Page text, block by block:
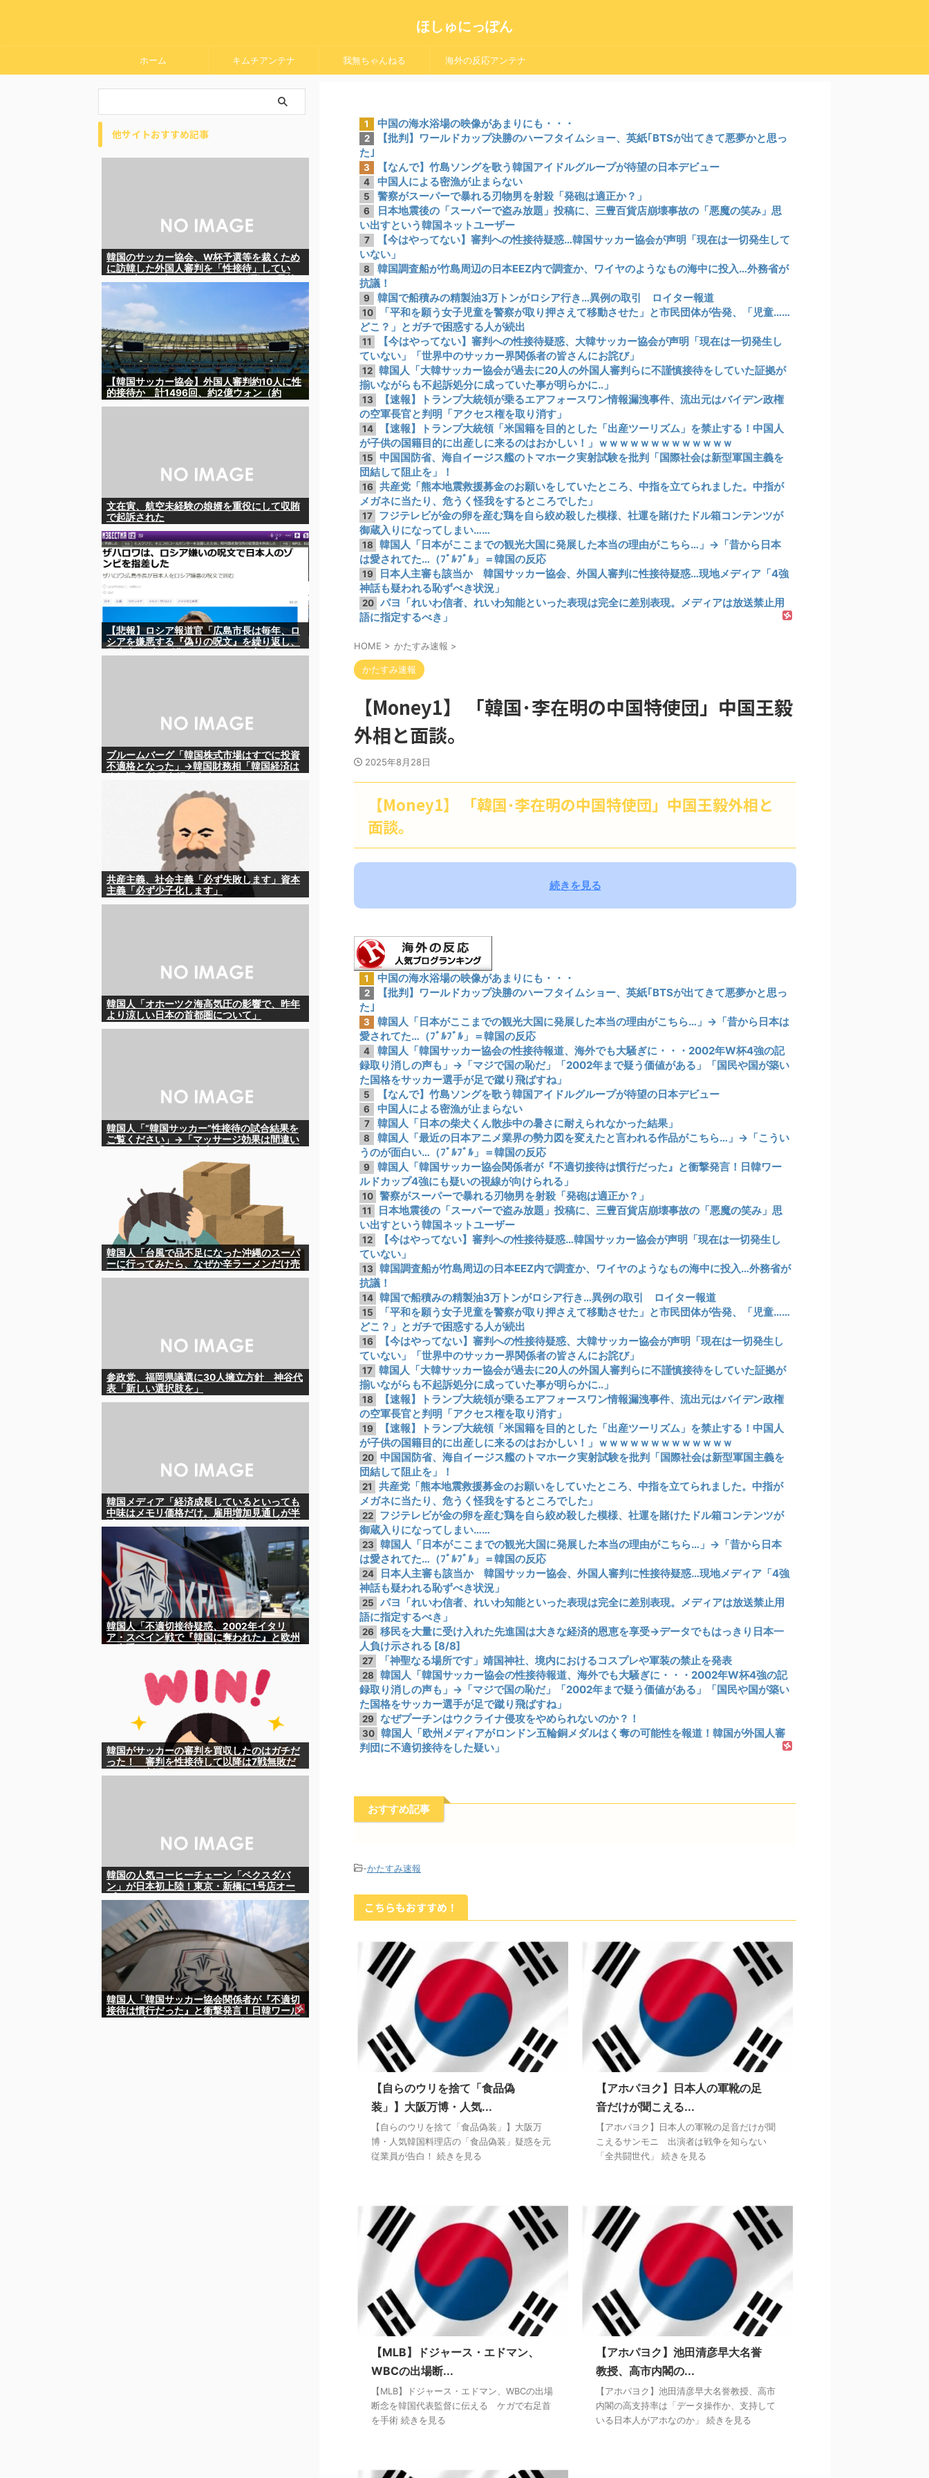
ほしゅにっぽん
ホーム キムチアンテナ 我無ちゃんねる 海外の反応アンテナ
1 中国の海水浴場の映像があまりにも・・・
2
【批判】ワールドカップ決勝のハーフタイムショー、英紙｢BTSが出てきて悪夢かと思っ
た｣
3 【なんで】竹島ソングを歌う韓国アイドルグループが待望の日本デビュー
4 中国人による密漁が止まらない
5 警察がスーパーで暴れる刃物男を射殺「発砲は適正か？」
6
日本地震後の「スーパーで盗み放題」投稿に、三豊百貨店崩壊事故の「悪魔の笑み」思
い出すという韓国ネットユーザー
7
【今はやってない】審判への性接待疑惑…韓国サッカー協会が声明「現在は一切発生して
いない」
8
韓国調査船が竹島周辺の日本EEZ内で調査か、ワイヤのようなもの海中に投入…外務省が
抗議！
9 韓国で船積みの精製油3万トンがロシア行き…異例の取引 ロイター報道
10
「平和を願う女子児童を警察が取り押さえて移動させた」と市民団体が告発、「児童……
どこ？」とガチで困惑する人が続出
11
【今はやってない】審判への性接待疑惑、大韓サッカー協会が声明「現在は一切発生し
ていない」「世界中のサッカー界関係者の皆さんにお詫び」
12 韓国人「大韓サッカー協会が過去に20人の外国人審判らに不謹慎接待をしていた証拠が
揃いながらも不起訴処分に成っていた事が明らかに‥」
13
【速報】トランプ大統領が乗るエアフォースワン情報漏洩事件、流出元はバイデン政権
の空軍長官と判明「アクセス権を取り消す」
14
【速報】トランプ大統領「米国籍を目的とした「出産ツーリズム」を禁止する！中国人
が子供の国籍目的に出産しに来るのはおかしい！」ｗｗｗｗｗｗｗｗｗｗｗｗｗ
15
中国国防省、海自イージス艦のトマホーク実射試験を批判「国際社会は新型軍国主義を
団結して阻止を」！
16
共産党「熊本地震救援募金のお願いをしていたところ、中指を立てられました。中指が
メガネに当たり、危うく怪我をするところでした」
17
フジテレビが金の卵を産む鶏を自ら絞め殺した模様、社運を賭けたドル箱コンテンツが
御蔵入りになってしまい……
18
韓国人「日本がここまでの観光大国に発展した本当の理由がこちら…」→「昔から日本
は愛されてた…（ﾌﾞﾙﾌﾞﾙ」＝韓国の反応
19
日本人主審も該当か 韓国サッカー協会、外国人審判に性接待疑惑…現地メディア「4強
神話も疑われる恥ずべき状況」
20 パヨ「れいわ信者、れいわ知能といった表現は完全に差別表現。メディアは放送禁止用
語に指定するべき」
HOME > かたすみ速報 >
かたすみ速報
【Money1】 「韓国･李在明の中国特使団」中国王毅
外相と面談。
2025年8月28日
【Money1】 「韓国･李在明の中国特使団」中国王毅外相と
面談。
続きを見る
1 中国の海水浴場の映像があまりにも・・・
2
【批判】ワールドカップ決勝のハーフタイムショー、英紙｢BTSが出てきて悪夢かと思っ
た｣
3
韓国人「日本がここまでの観光大国に発展した本当の理由がこちら…」→「昔から日本は
愛されてた…（ﾌﾞﾙﾌﾞﾙ」＝韓国の反応
4
韓国人「韓国サッカー協会の性接待報道、海外でも大騒ぎに・・・2002年W杯4強の記
録取り消しの声も」→「マジで国の恥だ」「2002年まで疑う価値がある」「国民や国が築い
た国格をサッカー選手が足で蹴り飛ばすね」
5 【なんで】竹島ソングを歌う韓国アイドルグループが待望の日本デビュー
6 中国人による密漁が止まらない
7 韓国人「日本の柴犬くん散歩中の暑さに耐えられなかった結果」
8
韓国人「最近の日本アニメ業界の勢力図を変えたと言われる作品がこちら…」→「こうい
うのが面白い…（ﾌﾞﾙﾌﾞﾙ」＝韓国の反応
9
韓国人「韓国サッカー協会関係者が『不適切接待は慣行だった』と衝撃発言！日韓ワー
ルドカップ4強にも疑いの視線が向けられる」
10 警察がスーパーで暴れる刃物男を射殺「発砲は適正か？」
11
日本地震後の「スーパーで盗み放題」投稿に、三豊百貨店崩壊事故の「悪魔の笑み」思
い出すという韓国ネットユーザー
12
【今はやってない】審判への性接待疑惑…韓国サッカー協会が声明「現在は一切発生し
ていない」
13
韓国調査船が竹島周辺の日本EEZ内で調査か、ワイヤのようなもの海中に投入…外務省が
抗議！
14 韓国で船積みの精製油3万トンがロシア行き…異例の取引 ロイター報道
15
「平和を願う女子児童を警察が取り押さえて移動させた」と市民団体が告発、「児童……
どこ？」とガチで困惑する人が続出
16
【今はやってない】審判への性接待疑惑、大韓サッカー協会が声明「現在は一切発生し
ていない」「世界中のサッカー界関係者の皆さんにお詫び」
17 韓国人「大韓サッカー協会が過去に20人の外国人審判らに不謹慎接待をしていた証拠が
揃いながらも不起訴処分に成っていた事が明らかに‥」
18
【速報】トランプ大統領が乗るエアフォースワン情報漏洩事件、流出元はバイデン政権
の空軍長官と判明「アクセス権を取り消す」
19
【速報】トランプ大統領「米国籍を目的とした「出産ツーリズム」を禁止する！中国人
が子供の国籍目的に出産しに来るのはおかしい！」ｗｗｗｗｗｗｗｗｗｗｗｗｗ
20 中国国防省、海自イージス艦のトマホーク実射試験を批判「国際社会は新型軍国主義を
団結して阻止を」！
21
共産党「熊本地震救援募金のお願いをしていたところ、中指を立てられました。中指が
メガネに当たり、危うく怪我をするところでした」
22
フジテレビが金の卵を産む鶏を自ら絞め殺した模様、社運を賭けたドル箱コンテンツが
御蔵入りになってしまい……
23
韓国人「日本がここまでの観光大国に発展した本当の理由がこちら…」→「昔から日本
は愛されてた…（ﾌﾞﾙﾌﾞﾙ」＝韓国の反応
24
日本人主審も該当か 韓国サッカー協会、外国人審判に性接待疑惑…現地メディア「4強
神話も疑われる恥ずべき状況」
25
パヨ「れいわ信者、れいわ知能といった表現は完全に差別表現。メディアは放送禁止用
語に指定するべき」
26
移民を大量に受け入れた先進国は大きな経済的恩恵を享受→データでもはっきり日本一
人負け示される [8/8]
27 「神聖なる場所です」靖国神社、境内におけるコスプレや軍装の禁止を発表
28
韓国人「韓国サッカー協会の性接待報道、海外でも大騒ぎに・・・2002年W杯4強の記
録取り消しの声も」→「マジで国の恥だ」「2002年まで疑う価値がある」「国民や国が築い
た国格をサッカー選手が足で蹴り飛ばすね」
29 なぜプーチンはウクライナ侵攻をやめられないのか？！
30 韓国人「欧州メディアがロンドン五輪銅メダルはく奪の可能性を報道！韓国が外国人審
判団に不適切接待をした疑い」
おすすめ記事
-かたすみ速報
こちらもおすすめ！
【自らのウリを捨て「食品偽
装」】大阪万博・人気...
【自らのウリを捨て「食品偽装」】大阪万
博・人気韓国料理店の「食品偽装」疑惑を元
従業員が告白！ 続きを見る
【アホパヨク】日本人の軍靴の足
音だけが聞こえる...
【アホパヨク】日本人の軍靴の足音だけが聞
こえるサンモニ 出演者は戦争を知らない
「全共闘世代」 続きを見る
【MLB】ドジャース・エドマン、
WBCの出場断...
【MLB】ドジャース・エドマン、WBCの出場
断念を韓国代表監督に伝える ケガで右足首
を手術 続きを見る
【アホパヨク】池田清彦早大名誉
教授、高市内閣の...
【アホパヨク】池田清彦早大名誉教授、高市
内閣の高支持率は「データ操作か、支持して
いる日本人がアホなのか」 続きを見る
他サイトおすすめ記事
韓国のサッカー協会、W杯予選等を裁くため
に訪韓した外国人審判を「性接待」してい
を持ってりゃそうなるわな
【韓国サッカー協会】外国人審判約10人に性
的接待か 計1496回、約2億ウォン（約
文在寅、航空未経験の娘婿を重役にして収賄
で起訴された
【悲報】ロシア報道官「広島市長は毎年、ロ
シアを嫌悪する『偽りの呪文』を繰り返し、
ブルームバーグ「韓国株式市場はすでに投資
不適格となった」→韓国財務相「韓国経済は
国外からどう認識されているのかって問題だ
共産主義、社会主義「必ず失敗します」資本
主義「必ず少子化します」
韓国人「オホーツク海高気圧の影響で、昨年
より涼しい日本の首都圏について」
韓国人「“韓国サッカー”性接待の試合結果を
ご覧ください」→「マッサージ効果は間違い
韓国人「台風で品不足になった沖縄のスーパ
ーに行ってみたら、なぜか辛ラーメンだけ売
参政党、福岡県議選に30人擁立方針 神谷代
表「新しい選択肢を」
韓国メディア「経済成長しているといっても
中味はメモリ価格だけ。雇用増加見通しが半
い状況っすね
韓国人「不適切接待疑惑、2002年イタリ
ア・スペイン戦で『韓国に奪われた』と欧州
韓国がサッカーの審判を買収したのはガチだ
った！ 審判を性接待して以降は7戦無敗だ
韓国の人気コーヒーチェーン「ペクスダバ
ン」が日本初上陸！東京・新橋に1号店オー
韓国人「韓国サッカー協会関係者が『不適切
接待は慣行だった』と衝撃発言！日韓ワール